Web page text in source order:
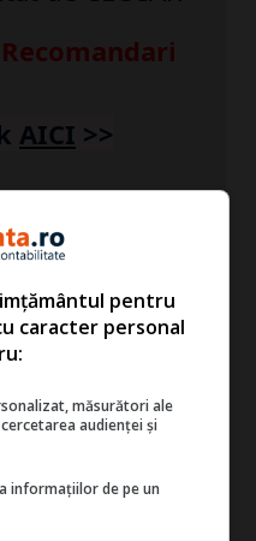
AICI >>
runda a doua din
privind
fiscală şi situaţia
internă impun o
CA al Băncii
pentru
caracter personal
măsurători ale
audienței și
informațiilor de pe un